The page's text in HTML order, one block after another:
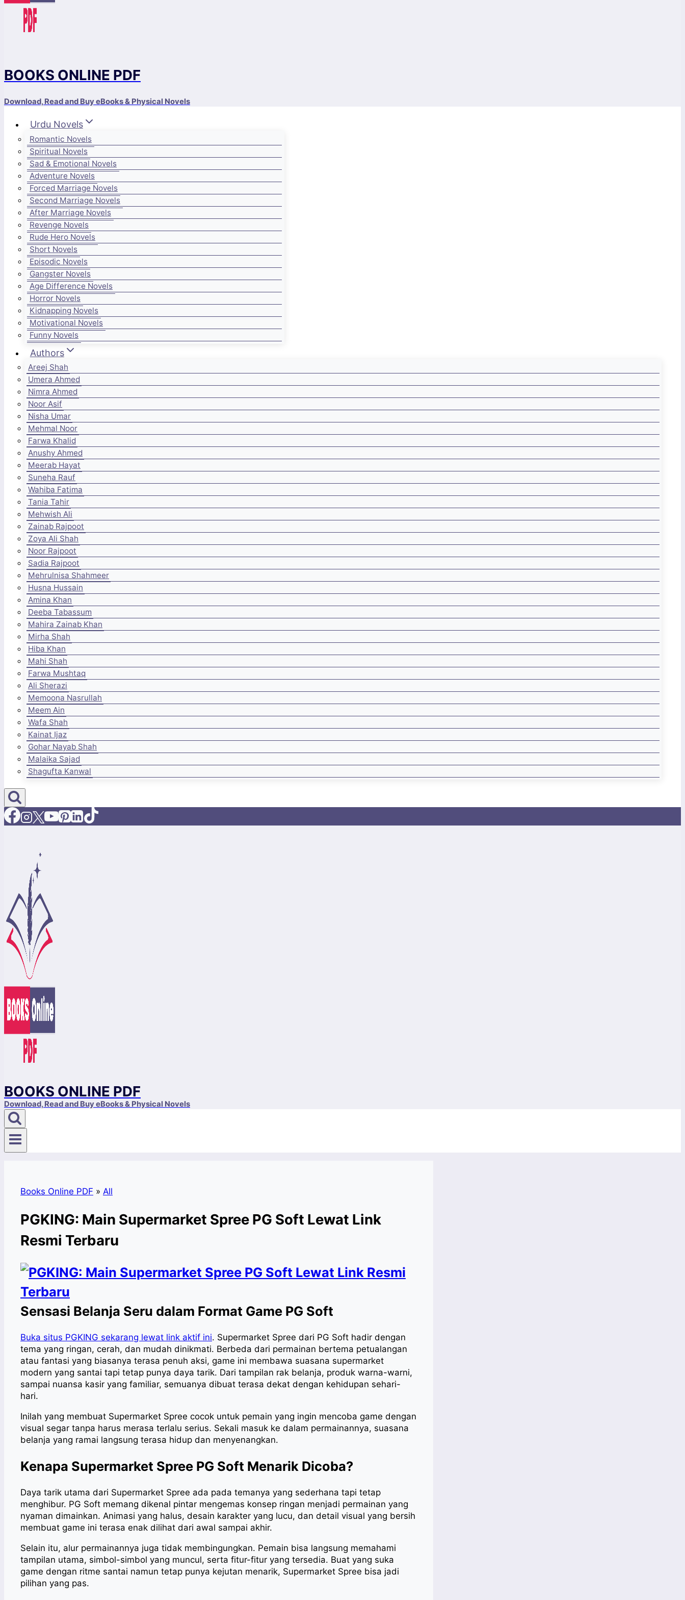
BOOKS ONLINE PDF
Download, Read and Buy eBooks & Physical Novels
Urdu Novels
Romantic Novels
Spiritual Novels
Sad & Emotional Novels
Adventure Novels
Forced Marriage Novels
Second Marriage Novels
After Marriage Novels
Revenge Novels
Rude Hero Novels
Short Novels
Episodic Novels
Gangster Novels
Age Difference Novels
Horror Novels
Kidnapping Novels
Motivational Novels
Funny Novels
Authors
Areej Shah
Umera Ahmed
Nimra Ahmed
Noor Asif
Nisha Umar
Mehmal Noor
Farwa Khalid
Anushy Ahmed
Meerab Hayat
Suneha Rauf
Wahiba Fatima
Tania Tahir
Mehwish Ali
Zainab Rajpoot
Zoya Ali Shah
Noor Rajpoot
Sadia Rajpoot
Mehrulnisa Shahmeer
Husna Hussain
Amina Khan
Deeba Tabassum
Mahira Zainab Khan
Mirha Shah
Hiba Khan
Mahi Shah
Farwa Mushtaq
Ali Sherazi
Memoona Nasrullah
Meem Ain
Wafa Shah
Kainat Ijaz
Gohar Nayab Shah
Malaika Sajad
Shagufta Kanwal
BOOKS ONLINE PDF
Download, Read and Buy eBooks & Physical Novels
Books Online PDF » All
PGKING: Main Supermarket Spree PG Soft Lewat Link
Resmi Terbaru
Sensasi Belanja Seru dalam Format Game PG Soft
Buka situs PGKING sekarang lewat link aktif ini. Supermarket Spree dari PG Soft hadir dengan
tema yang ringan, cerah, dan mudah dinikmati. Berbeda dari permainan bertema petualangan
atau fantasi yang biasanya terasa penuh aksi, game ini membawa suasana supermarket
modern yang santai tapi tetap punya daya tarik. Dari tampilan rak belanja, produk warna-warni,
sampai nuansa kasir yang familiar, semuanya dibuat terasa dekat dengan kehidupan sehari-
hari.
Inilah yang membuat Supermarket Spree cocok untuk pemain yang ingin mencoba game dengan
visual segar tanpa harus merasa terlalu serius. Sekali masuk ke dalam permainannya, suasana
belanja yang ramai langsung terasa hidup dan menyenangkan.
Kenapa Supermarket Spree PG Soft Menarik Dicoba?
Daya tarik utama dari Supermarket Spree ada pada temanya yang sederhana tapi tetap
menghibur. PG Soft memang dikenal pintar mengemas konsep ringan menjadi permainan yang
nyaman dimainkan. Animasi yang halus, desain karakter yang lucu, dan detail visual yang bersih
membuat game ini terasa enak dilihat dari awal sampai akhir.
Selain itu, alur permainannya juga tidak membingungkan. Pemain bisa langsung memahami
tampilan utama, simbol-simbol yang muncul, serta fitur-fitur yang tersedia. Buat yang suka
game dengan ritme santai namun tetap punya kejutan menarik, Supermarket Spree bisa jadi
pilihan yang pas.